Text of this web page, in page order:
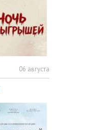
06 августа